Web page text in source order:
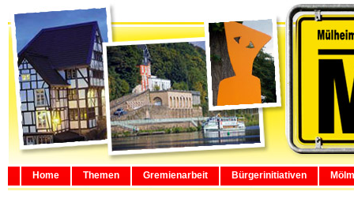
Home Themen Gremienarbeit Bürgerinitiativen